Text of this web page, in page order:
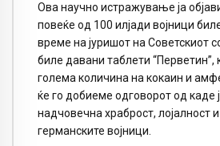
Ова научно истражување ја
повеќе од 100 илјади војници
време на јуришот на Советскиот
биле давани таблети “Перветин”,
голема количина на кокаин и
ќе го добиеме одговорот од каде
надчовечна храброст, лојалност
германските војници.